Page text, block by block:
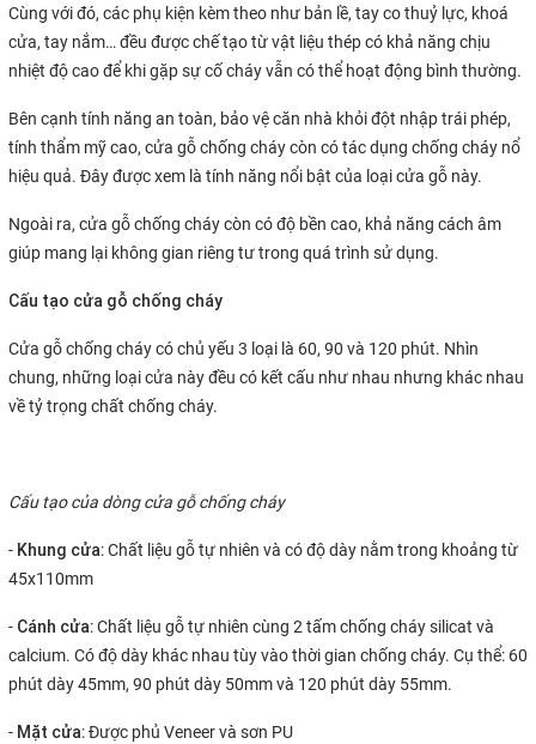
Cùng với đó, các phụ kiện kèm theo như bản lề, tay co thuỷ lực, khoá
cửa, tay nắm… đều được chế tạo từ vật liệu thép có khả năng chịu
nhiệt độ cao để khi gặp sự cố cháy vẫn có thể hoạt động bình thường.
Bên cạnh tính năng an toàn, bảo vệ căn nhà khỏi đột nhập trái phép,
tính thẩm mỹ cao, cửa gỗ chống cháy còn có tác dụng chống cháy nổ
hiệu quả. Đây được xem là tính năng nổi bật của loại cửa gỗ này.
Ngoài ra, cửa gỗ chống cháy còn có độ bền cao, khả năng cách âm
giúp mang lại không gian riêng tư trong quá trình sử dụng.
Cấu tạo cửa gỗ chống cháy
Cửa gỗ chống cháy có chủ yếu 3 loại là 60, 90 và 120 phút. Nhìn
chung, những loại cửa này đều có kết cấu như nhau nhưng khác nhau
về tỷ trọng chất chống cháy.
Cấu tạo của dòng cửa gỗ chống cháy
- Khung cửa: Chất liệu gỗ tự nhiên và có độ dày nằm trong khoảng từ
45x110mm
- Cánh cửa: Chất liệu gỗ tự nhiên cùng 2 tấm chống cháy silicat và
calcium. Có độ dày khác nhau tùy vào thời gian chống cháy. Cụ thể: 60
phút dày 45mm, 90 phút dày 50mm và 120 phút dày 55mm.
- Mặt cửa: Được phủ Veneer và sơn PU